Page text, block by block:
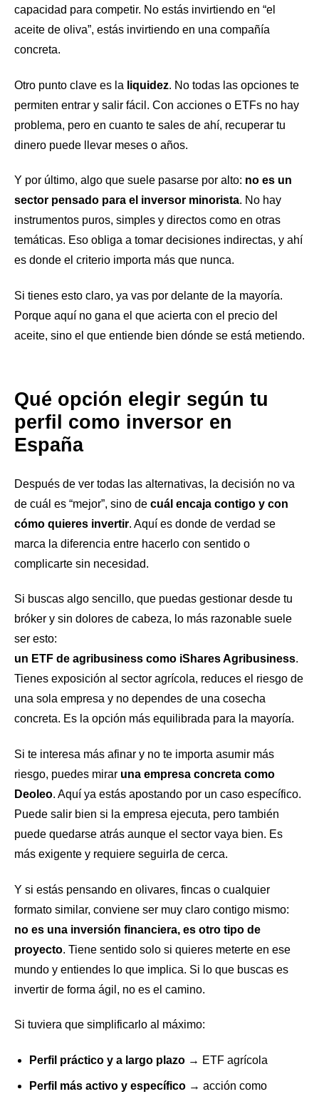
capacidad para competir. No estás invirtiendo en “el
aceite de oliva”, estás invirtiendo en una compañía
concreta.
Otro punto clave es la liquidez. No todas las opciones te
permiten entrar y salir fácil. Con acciones o ETFs no hay
problema, pero en cuanto te sales de ahí, recuperar tu
dinero puede llevar meses o años.
Y por último, algo que suele pasarse por alto: no es un
sector pensado para el inversor minorista. No hay
instrumentos puros, simples y directos como en otras
temáticas. Eso obliga a tomar decisiones indirectas, y ahí
es donde el criterio importa más que nunca.
Si tienes esto claro, ya vas por delante de la mayoría.
Porque aquí no gana el que acierta con el precio del
aceite, sino el que entiende bien dónde se está metiendo.
Qué opción elegir según tu
perfil como inversor en
España
Después de ver todas las alternativas, la decisión no va
de cuál es “mejor”, sino de cuál encaja contigo y con
cómo quieres invertir. Aquí es donde de verdad se
marca la diferencia entre hacerlo con sentido o
complicarte sin necesidad.
Si buscas algo sencillo, que puedas gestionar desde tu
bróker y sin dolores de cabeza, lo más razonable suele
ser esto:
un ETF de agribusiness como iShares Agribusiness.
Tienes exposición al sector agrícola, reduces el riesgo de
una sola empresa y no dependes de una cosecha
concreta. Es la opción más equilibrada para la mayoría.
Si te interesa más afinar y no te importa asumir más
riesgo, puedes mirar una empresa concreta como
Deoleo. Aquí ya estás apostando por un caso específico.
Puede salir bien si la empresa ejecuta, pero también
puede quedarse atrás aunque el sector vaya bien. Es
más exigente y requiere seguirla de cerca.
Y si estás pensando en olivares, fincas o cualquier
formato similar, conviene ser muy claro contigo mismo:
no es una inversión financiera, es otro tipo de
proyecto. Tiene sentido solo si quieres meterte en ese
mundo y entiendes lo que implica. Si lo que buscas es
invertir de forma ágil, no es el camino.
Si tuviera que simplificarlo al máximo:
Perfil práctico y a largo plazo→ ETF agrícola
Perfil más activo y específico→ acción como